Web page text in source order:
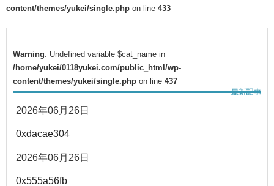
content/themes/yukei/single.php on line 433
Warning: Undefined variable $cat_name in
/home/yukei/0118yukei.com/public_html/wp-
content/themes/yukei/single.php on line 437
2026年06月26日
0xdacae304
2026年06月26日
0x555a56fb